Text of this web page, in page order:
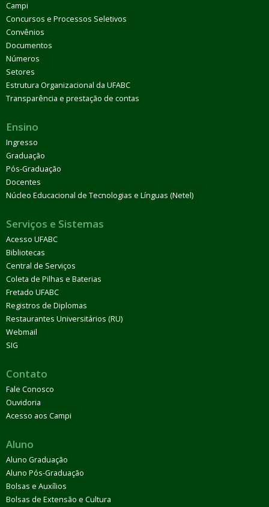
Campi
Concursos e Processos Seletivos
Convênios
Documentos
Números
Setores
Estrutura Organizacional da UFABC
Transparência e prestação de contas
Ensino
Ingresso
Graduação
Pós-Graduação
Docentes
Núcleo Educacional de Tecnologias e Línguas (Netel)
Serviços e Sistemas
Acesso UFABC
Bibliotecas
Central de Serviços
Coleta de Pilhas e Baterias
Fretado UFABC
Registros de Diplomas
Restaurantes Universitários (RU)
Webmail
SIG
Contato
Fale Conosco
Ouvidoria
Acesso aos Campi
Aluno
Aluno Graduação
Aluno Pós-Graduação
Bolsas e Auxílios
Bolsas de Extensão e Cultura